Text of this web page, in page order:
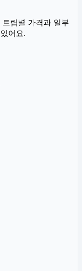
림별 가격과 일부
어요.